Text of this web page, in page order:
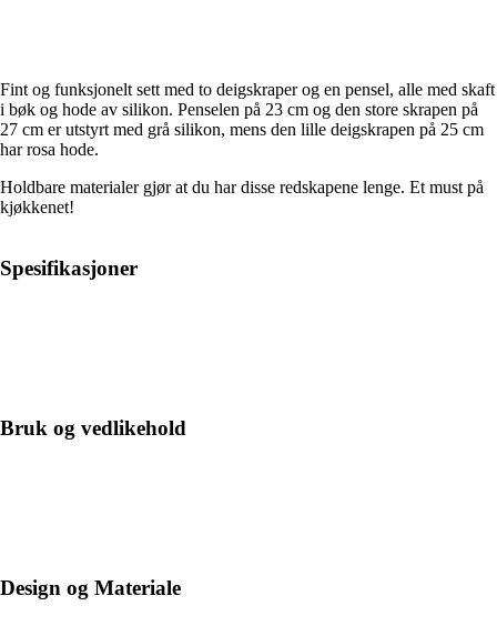
Fint og funksjonelt sett med to deigskraper og en pensel, alle med skaft
i bøk og hode av silikon. Penselen på 23 cm og den store skrapen på
27 cm er utstyrt med grå silikon, mens den lille deigskrapen på 25 cm
har rosa hode.
Holdbare materialer gjør at du har disse redskapene lenge. Et must på
kjøkkenet!
Spesifikasjoner
Bruk og vedlikehold
Design og Materiale